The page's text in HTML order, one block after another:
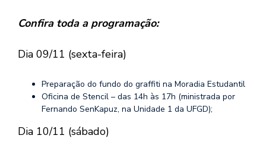
Confira toda a programação:
Dia 09/11 (sexta-feira)
Preparação do fundo do graffiti na Moradia Estudantil
Oficina de Stencil – das 14h às 17h (ministrada por
Fernando SenKapuz, na Unidade 1 da UFGD);
Dia 10/11 (sábado)